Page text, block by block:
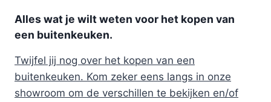
Alles wat je wilt weten voor het kopen van
een buitenkeuken.
Twijfel jij nog over het kopen van een
buitenkeuken. Kom zeker eens langs in onze
showroom om de verschillen te bekijken en/of